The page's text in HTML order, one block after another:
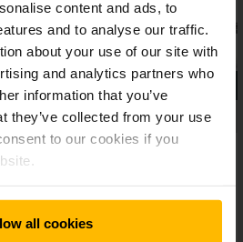
content and ads, to
and to analyse our traffic.
about your use of our site with
and analytics partners who
information that you’ve
they’ve collected from your use
to our cookies if you
all cookies